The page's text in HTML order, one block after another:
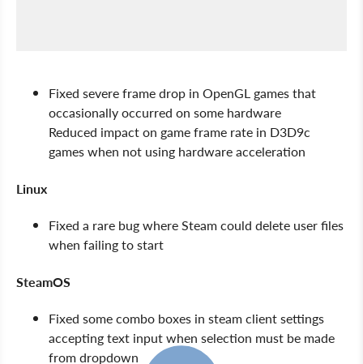
Fixed severe frame drop in OpenGL games that
occasionally occurred on some hardware
Reduced impact on game frame rate in D3D9c
games when not using hardware acceleration
Linux
Fixed a rare bug where Steam could delete user files
when failing to start
SteamOS
Fixed some combo boxes in steam client settings
accepting text input when selection must be made
from dropdown